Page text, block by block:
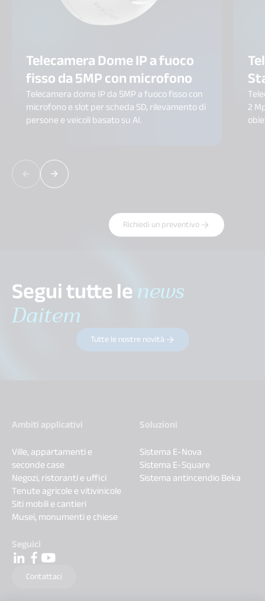
Telecamera Dome IP a fuoco
fisso da 5MP con microfono
Telecamera dome IP da 5MP a fuoco fisso con
microfono e slot per scheda SD, rilevamento di
persone e veicoli basato su AI.
2
Richiedi un preventivo
Segui tutte lenews
Daitem
Tutte le nostre novità
Ambiti applicativi
Ville, appartamenti e
seconde case
Negozi, ristoranti e uffici
Tenute agricole e vitivinicole
Siti mobili e cantieri
Musei, monumenti e chiese
Soluzioni
Sistema E-Nova
Sistema E-Square
Sistema antincendio Beka
Seguici
Contattaci